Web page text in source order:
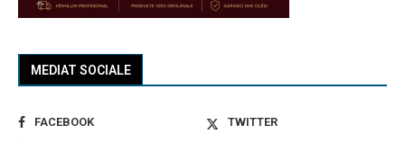
MEDIAT SOCIALE
FACEBOOK
TWITTER